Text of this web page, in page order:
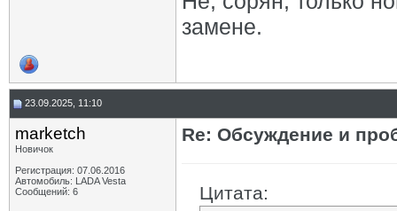
замене.
23.09.2025, 11:10
marketch
Новичок
Регистрация: 07.06.2016
Автомобиль: LADA Vesta
Сообщений: 6
Re: Обсуждение и
Цитата: